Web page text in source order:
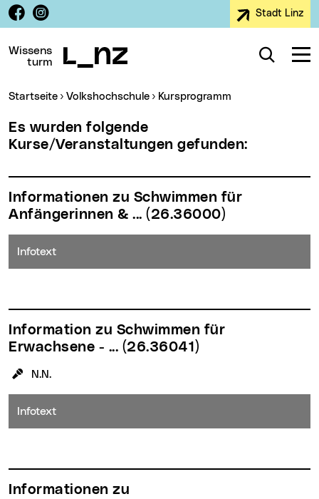
Zur Navigation
Zum Inhalt
Zur Suche
Facebook
Instagram Stadt Linz
Wissens
turm
Suche
Sie sind hier:
Startseite Volkshochschule Kursprogramm
Es wurden folgende
Kurse/Veranstaltungen gefunden:
Anfängerinnen & ... (26.36000)
Infotext
Erwachsene - ... (26.36041)
KursleiterIn:
N.N.
Infotext